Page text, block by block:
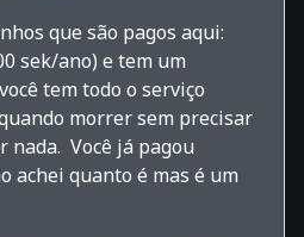
que são pagos aqui:
sek/ano) e tem um
tem todo o serviço
morrer sem precisar
nada. Você já pagou
achei quanto é mas é um